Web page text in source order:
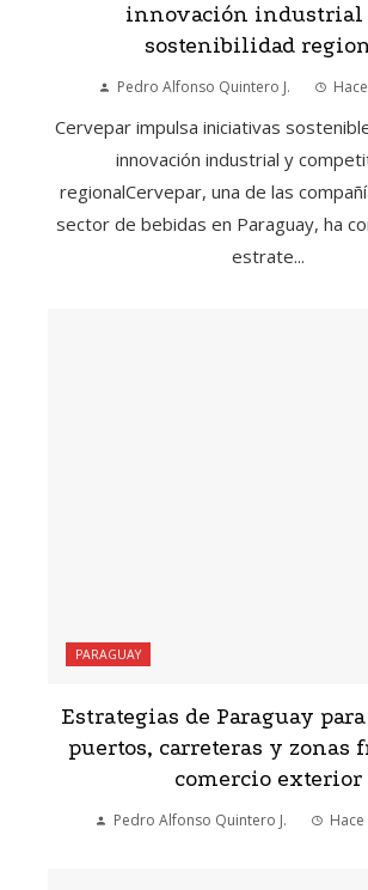
innovación industrial
sostenibilidad
Pedro Alfonso Quintero J.
Cervepar impulsa iniciativas
innovación industrial y
regionalCervepar, una de las
sector de bebidas en Paraguay, ha
estrate...
PARAGUAY
Estrategias de Paraguay
puertos, carreteras y zonas
comercio exterior
Pedro Alfonso Quintero J.